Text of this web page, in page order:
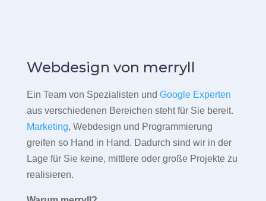
Webdesign von merryll
Ein Team von Spezialisten und Google Experten
aus verschiedenen Bereichen steht für Sie bereit.
Marketing, Webdesign und Programmierung
greifen so Hand in Hand. Dadurch sind wir in der
Lage für Sie keine, mittlere oder große Projekte zu
realisieren.